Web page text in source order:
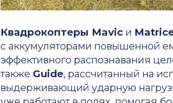
Квадрокоптеры Mavic и
с аккумуляторами повышенной
эффективного распознавания
также Guide, рассчитанный на
выдерживающий ударную